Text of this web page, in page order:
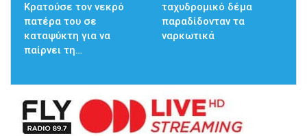
Κρατούσε τον νεκρό
πατέρα του σε
καταψύκτη για να
παίρνει τη…
ταχυδρομικό δέμα
παραδίδονταν τα
ναρκωτικά